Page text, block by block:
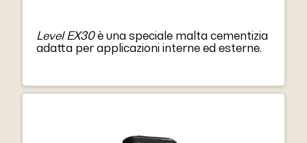
Level EX30è una speciale malta cementizia
adatta per applicazioni interne ed esterne.